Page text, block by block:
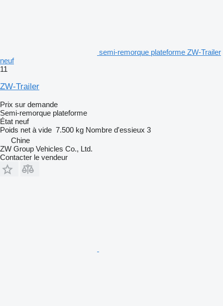
semi-remorque plateforme ZW-Trailer
neuf
11
ZW-Trailer
Prix sur demande
Semi-remorque plateforme
État neuf
Poids net à vide 7.500 kg Nombre d'essieux 3
Chine
ZW Group Vehicles Co., Ltd.
Contacter le vendeur